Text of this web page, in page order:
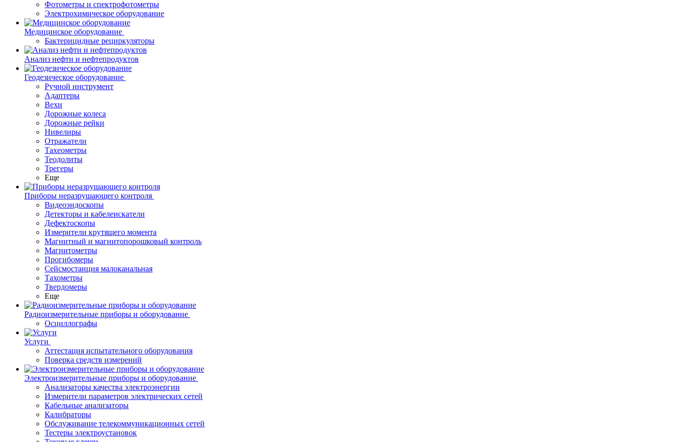
Фотометры и спектрофотометры
Электрохимическое оборудование
Медицинское оборудование
Бактерицидные рециркуляторы
Анализ нефти и нефтепродуктов
Геодезическое оборудование
Ручной инструмент
Адаптеры
Вехи
Дорожные колеса
Дорожные рейки
Нивелиры
Отражатели
Тахеометры
Теодолиты
Трегеры
Еще
Приборы неразрушающего контроля
Видеоэндоскопы
Детекторы и кабелеискатели
Дефектоскопы
Измерители крутящего момента
Магнитный и магнитопорошковый контроль
Магнитометры
Прогибомеры
Сейсмостанция малоканальная
Тахометры
Твердомеры
Еще
Радиоизмерительные приборы и оборудование
Осциллографы
Услуги
Аттестация испытательного оборудования
Поверка средств измерений
Электроизмерительные приборы и оборудование
Анализаторы качества электроэнергии
Измерители параметров электрических сетей
Кабельные анализаторы
Калибраторы
Обслуживание телекоммуникационных сетей
Тестеры электроустановок